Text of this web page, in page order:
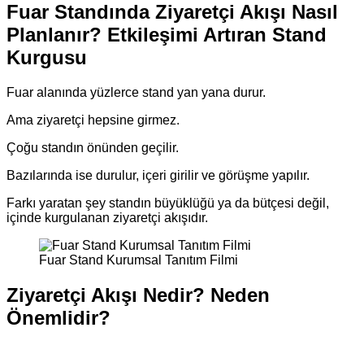
Fuar Standında Ziyaretçi Akışı Nasıl
Planlanır? Etkileşimi Artıran Stand
Kurgusu
Fuar alanında yüzlerce stand yan yana durur.
Ama ziyaretçi hepsine girmez.
Çoğu standın önünden geçilir.
Bazılarında ise durulur, içeri girilir ve görüşme yapılır.
Farkı yaratan şey standın büyüklüğü ya da bütçesi değil,
içinde kurgulanan ziyaretçi akışıdır.
Fuar Stand Kurumsal Tanıtım Filmi
Ziyaretçi Akışı Nedir? Neden
Önemlidir?